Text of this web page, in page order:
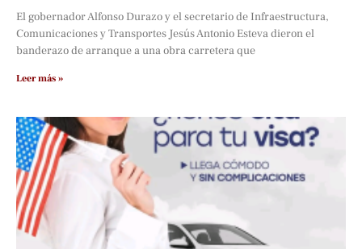
El gobernador Alfonso Durazo y el secretario de Infraestructura,
Comunicaciones y Transportes Jesús Antonio Esteva dieron el
banderazo de arranque a una obra carretera que
Leer más »